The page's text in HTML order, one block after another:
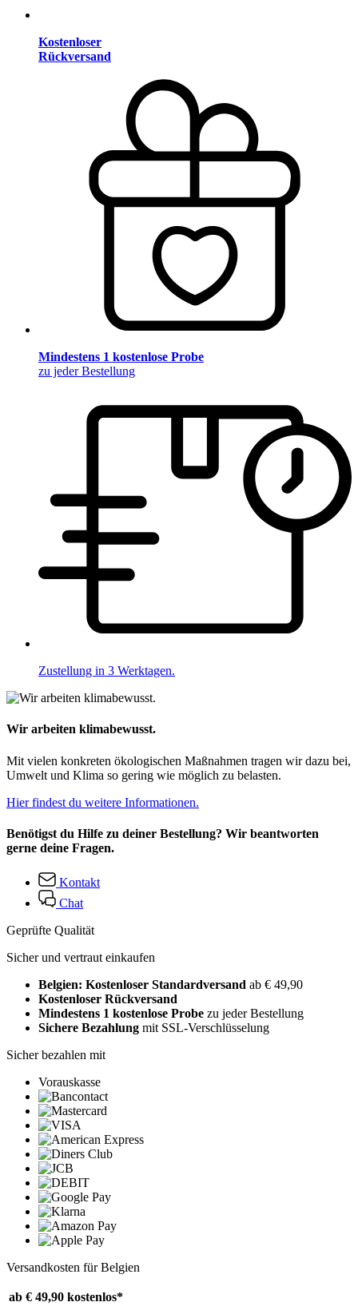
Kostenloser
Rückversand
Mindestens 1 kostenlose Probe
zu jeder Bestellung
Zustellung in 3 Werktagen.
Wir arbeiten klimabewusst.
Mit vielen konkreten ökologischen Maßnahmen tragen wir dazu bei,
Umwelt und Klima so gering wie möglich zu belasten.
Hier findest du weitere Informationen.
Benötigst du Hilfe zu deiner Bestellung? Wir beantworten
gerne deine Fragen.
Kontakt
Chat
Geprüfte Qualität
Sicher und vertraut einkaufen
Belgien: Kostenloser Standardversand ab € 49,90
Kostenloser Rückversand
Mindestens 1 kostenlose Probe zu jeder Bestellung
Sichere Bezahlung mit SSL-Verschlüsselung
Sicher bezahlen mit
Vorauskasse
Versandkosten für Belgien
ab € 49,90 kostenlos*